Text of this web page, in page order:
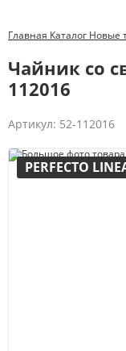
Главная Каталог Новые
Чайник со
112016
Артикул: 52-112016
PERFECTO